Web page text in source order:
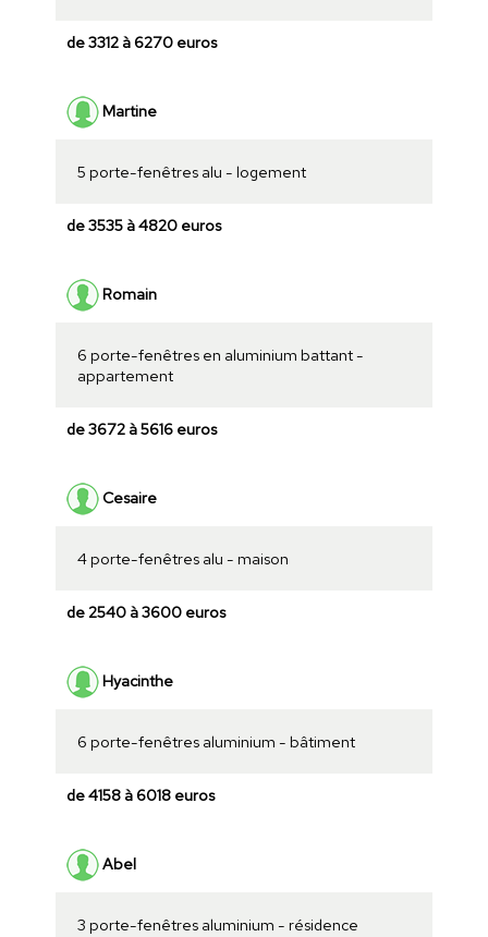
de 3312 à 6270 euros
Martine
5 porte-fenêtres alu - logement
de 3535 à 4820 euros
Romain
6 porte-fenêtres en aluminium battant -
appartement
de 3672 à 5616 euros
Cesaire
4 porte-fenêtres alu - maison
de 2540 à 3600 euros
Hyacinthe
6 porte-fenêtres aluminium - bâtiment
de 4158 à 6018 euros
Abel
3 porte-fenêtres aluminium - résidence